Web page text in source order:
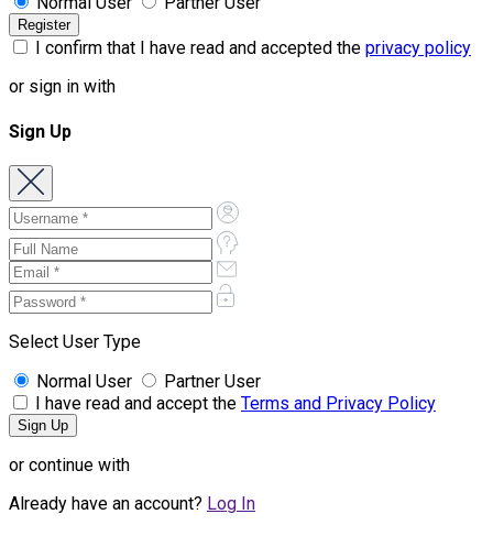
I confirm that I have read and accepted the privacy policy
or sign in with
Sign Up
Select User Type
Normal User
Partner User
I have read and accept the Terms and Privacy Policy
or continue with
Already have an account? Log In